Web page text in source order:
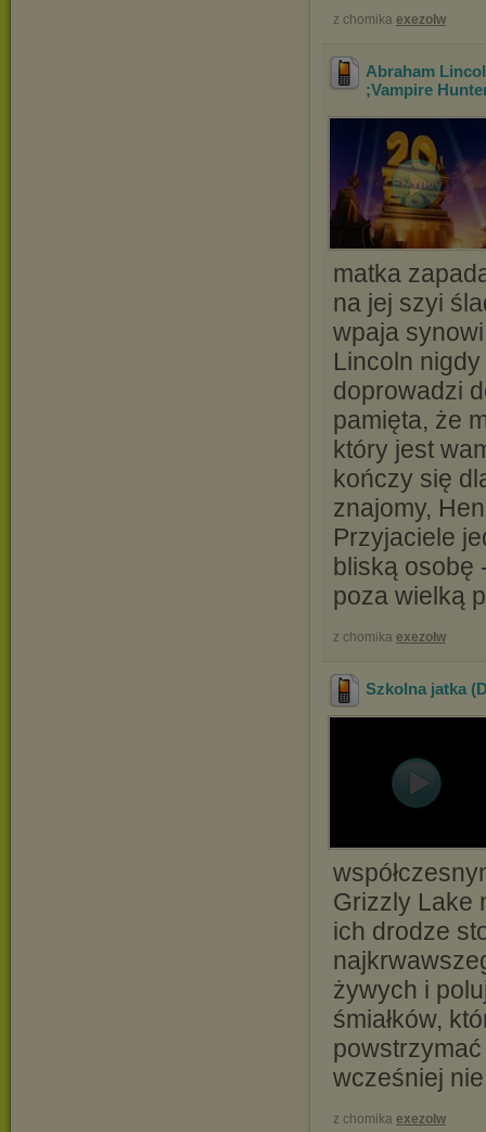
z chomika exezolw
Abraham
;Vampire
matka
na jej szyi
wpaja
Lincoln
doprowadzi
pamięta, że
który jest
kończy się
znajomy,
Przyjaciele
bliską osobę
poza wielką
z chomika exezolw
Szkolna jatka
Grizzly Lake
ich drodze
żywych i
śmiałków,
wcześniej
z chomika exezolw